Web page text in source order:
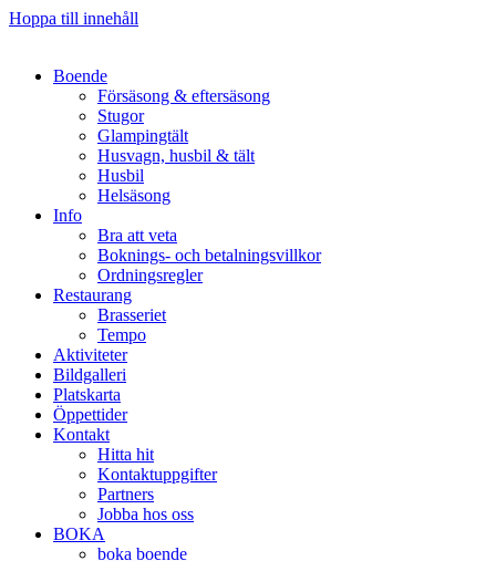
Hoppa till innehåll
Boende
Försäsong & eftersäsong
Stugor
Glampingtält
Husvagn, husbil & tält
Husbil
Helsäsong
Info
Bra att veta
Boknings- och betalningsvillkor
Ordningsregler
Restaurang
Brasseriet
Tempo
Aktiviteter
Bildgalleri
Platskarta
Öppettider
Kontakt
Hitta hit
Kontaktuppgifter
Partners
Jobba hos oss
BOKA
boka boende